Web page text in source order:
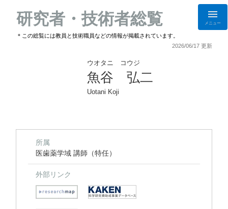
研究者・技術者総覧
＊この総覧には教員と技術職員などの情報が掲載されています。
メニュー
2026/06/17 更新
ウオタニ コウジ
魚谷 弘二
Uotani Koji
所属
医歯薬学域 講師（特任）
外部リンク